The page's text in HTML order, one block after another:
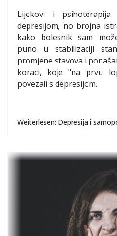
Lijekovi i
depresijom, no brojna
kako bolesnik sam
puno u stabilizaciji
promjene stavova i
koraci, koje "na prvu
povezali s depresijom.
Weiterlesen: Depresija i